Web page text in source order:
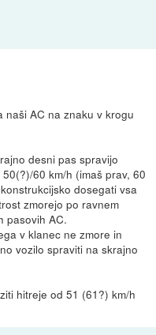
naši AC na znaku v krogu
desni pas spravijo
60 km/h (imaš prav, 60
dosegati vsa
zmorejo po ravnem
pasovih AC.
v klanec ne zmore in
vozilo spraviti na skrajno
hitreje od 51 (61?) km/h